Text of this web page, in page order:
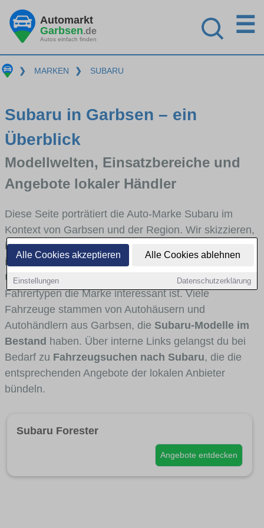
Alle Cookies akzeptieren Alle Cookies ablehnen
Einstellungen Datenschutzerklärung
Automarkt
Garbsen.de
Autos einfach finden
☰
❯ MARKEN ❯ SUBARU
Subaru in Garbsen – ein
Überblick
Modellwelten, Einsatzbereiche und
Angebote lokaler Händler
Diese Seite porträtiert die Auto-Marke Subaru im
Kontext von Garbsen und der Region. Wir skizzieren,
in welchen Fahrzeugklassen Subaru stark vertreten
ist, welche Modellreihen häufig im Stadt- und
Umlandverkehr zu sehen sind und für welche
Fahrertypen die Marke interessant ist. Viele
Fahrzeuge stammen von Autohäusern und
Autohändlern aus Garbsen, die Subaru-Modelle im
Bestand haben. Über interne Links gelangst du bei
Bedarf zu Fahrzeugsuchen nach Subaru, die die
entsprechenden Angebote der lokalen Anbieter
bündeln.
Subaru Forester
Angebote entdecken